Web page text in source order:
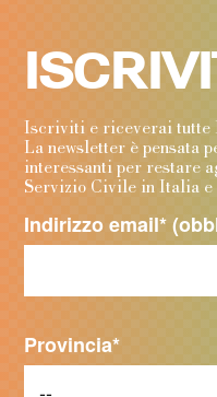
Iscriviti e riceverai tutte
La newsletter è pensata
interessanti per restare
Servizio Civile in Italia e
Indirizzo email*
Provincia*